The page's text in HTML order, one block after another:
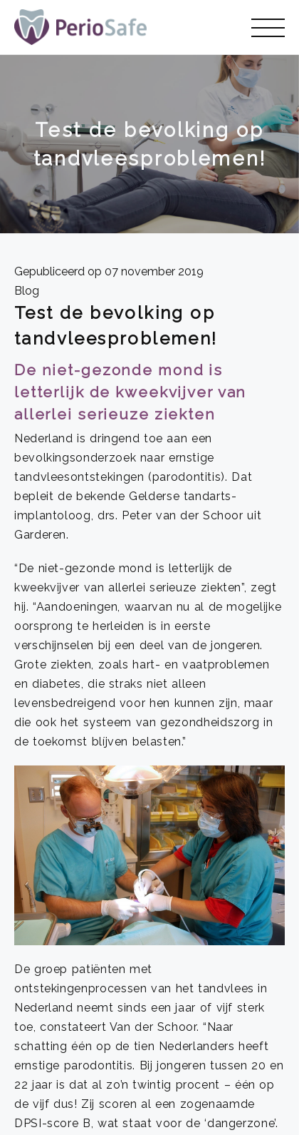
Test de bevolking op
tandvleesproblemen!
Gepubliceerd op 07 november 2019
Blog
Test de bevolking op
tandvleesproblemen!
De niet-gezonde mond is
letterlijk de kweekvijver van
allerlei serieuze ziekten
Nederland is dringend toe aan een
bevolkingsonderzoek naar ernstige
tandvleesontstekingen (parodontitis). Dat
bepleit de bekende Gelderse tandarts-
implantoloog, drs. Peter van der Schoor uit
Garderen.
“De niet-gezonde mond is letterlijk de
kweekvijver van allerlei serieuze ziekten”, zegt
hij. “Aandoeningen, waarvan nu al de mogelijke
oorsprong te herleiden is in eerste
verschijnselen bij een deel van de jongeren.
Grote ziekten, zoals hart- en vaatproblemen
en diabetes, die straks niet alleen
levensbedreigend voor hen kunnen zijn, maar
die ook het systeem van gezondheidszorg in
de toekomst blíjven belasten.”
De groep patiënten met
ontstekingenprocessen van het tandvlees in
Nederland neemt sinds een jaar of vijf sterk
toe, constateert Van der Schoor. “Naar
schatting één op de tien Nederlanders heeft
ernstige parodontitis. Bij jongeren tussen 20 en
22 jaar is dat al zo’n twintig procent – één op
de vijf dus! Zij scoren al een zogenaamde
DPSI-score B, wat staat voor de ‘dangerzone’.